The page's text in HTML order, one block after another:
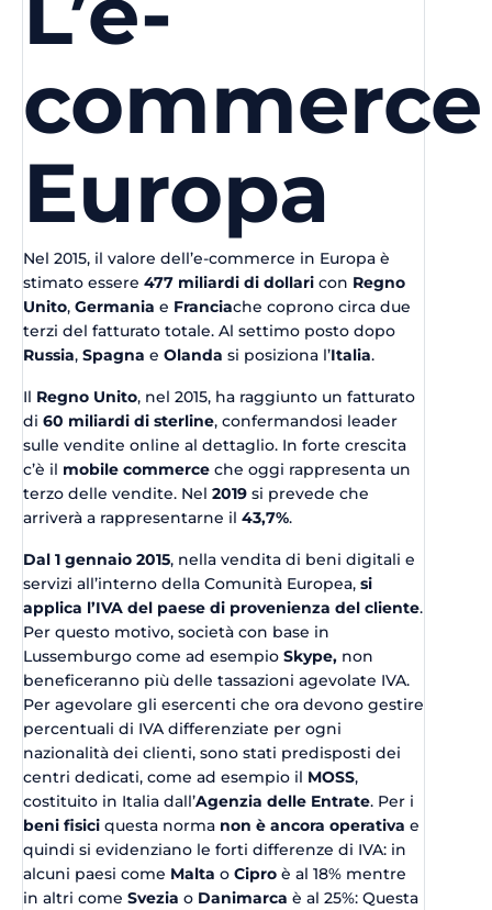
Europa
Nel 2015, il valore dell’e-commerce in Europa è
stimato essere 477 miliardi di dollari con Regno
Unito, Germania e Franciache coprono circa due
terzi del fatturato totale. Al settimo posto dopo
Russia, Spagna e Olanda si posiziona l’Italia.
Il Regno Unito, nel 2015, ha raggiunto un fatturato
di 60 miliardi di sterline, confermandosi leader
sulle vendite online al dettaglio. In forte crescita
c’è il mobile commerce che oggi rappresenta un
terzo delle vendite. Nel 2019 si prevede che
arriverà a rappresentarne il 43,7%.
Dal 1 gennaio 2015, nella vendita di beni digitali e
servizi all’interno della Comunità Europea, si
applica l’IVA del paese di provenienza del cliente.
Per questo motivo, società con base in
Lussemburgo come ad esempio Skype, non
beneficeranno più delle tassazioni agevolate IVA.
Per agevolare gli esercenti che ora devono gestire
percentuali di IVA differenziate per ogni
nazionalità dei clienti, sono stati predisposti dei
centri dedicati, come ad esempio il MOSS,
costituito in Italia dall’Agenzia delle Entrate. Per i
beni fisici questa norma non è ancora operativa e
quindi si evidenziano le forti differenze di IVA: in
alcuni paesi come Malta o Cipro è al 18% mentre
in altri come Svezia o Danimarca è al 25%: Questa